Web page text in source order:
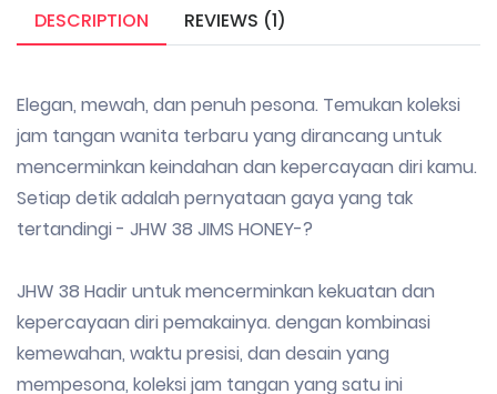
DESCRIPTION REVIEWS (1)
Elegan, mewah, dan penuh pesona. Temukan koleksi
jam tangan wanita terbaru yang dirancang untuk
mencerminkan keindahan dan kepercayaan diri kamu.
Setiap detik adalah pernyataan gaya yang tak
tertandingi - JHW 38 JIMS HONEY-?
JHW 38 Hadir untuk mencerminkan kekuatan dan
kepercayaan diri pemakainya. dengan kombinasi
kemewahan, waktu presisi, dan desain yang
mempesona, koleksi jam tangan yang satu ini